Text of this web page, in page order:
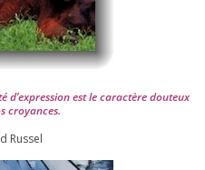
est le carac­tère dou­teux
croyances.
Russel